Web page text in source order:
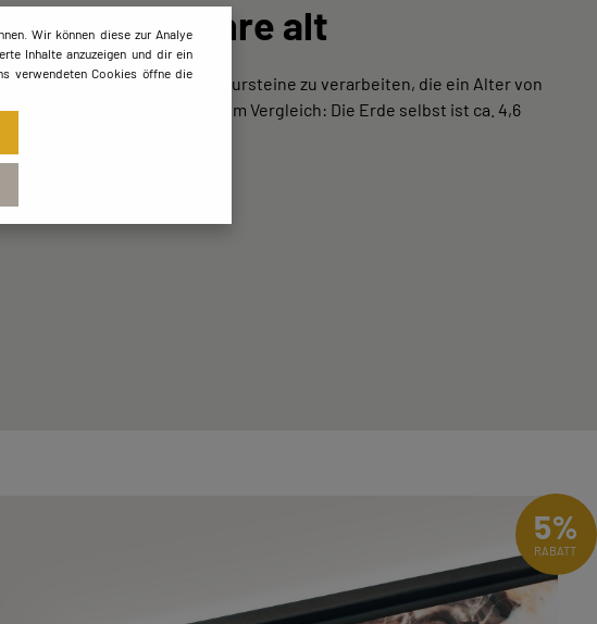
Milliarde Jahre alt
Fällen gelingt es uns, Natursteine zu verarbeiten, die ein Alter von
Jahren aufweisen. Zum Vergleich: Die Erde selbst ist ca. 4,6
alt.
ENTDECKEN
5%
RABATT
Wir können diese zur Analye
Inhalte anzuzeigen und dir ein
verwendeten Cookies öffne die